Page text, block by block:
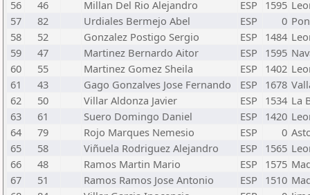
56
46 Millan Del Rio Alejandro ESP 1595
57
82 Urdiales Bermejo Abel ESP 0
58
52 Gonzalez Postigo Sergio ESP 1484
59
47 Martinez Bernardo Aitor ESP 1595
60
55 Martinez Gomez Sheila ESP 1402
61
43 Gago Gonzalves Jose Fernando ESP 1678
62
50 Villar Aldonza Javier ESP 1534 La
63
61 Suero Domingo Daniel ESP 1420
64
79 Rojo Marques Nemesio ESP 0
65
58 Viñuela Rodriguez Alejandro ESP 1565
66
48 Ramos Martin Mario ESP 1575
67
51 Ramos Ramos Jose Antonio ESP 1510